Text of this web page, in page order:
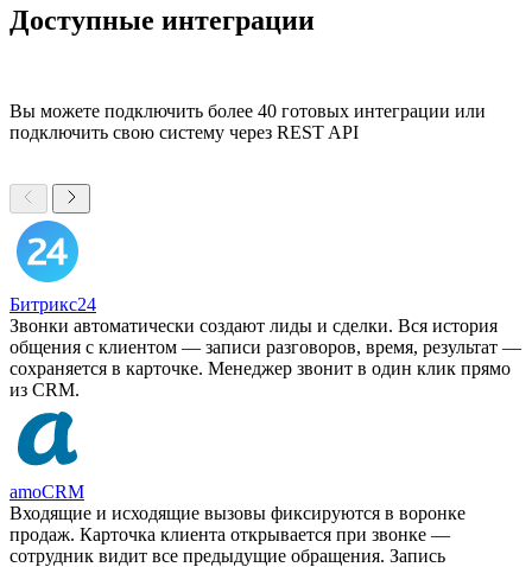
Доступные интеграции
Вы можете подключить более 40 готовых интеграции или
подключить свою систему через REST API
Битрикс24
Звонки автоматически создают лиды и сделки. Вся история
общения с клиентом — записи разговоров, время, результат —
сохраняется в карточке. Менеджер звонит в один клик прямо
из CRM.
amoCRM
Входящие и исходящие вызовы фиксируются в воронке
продаж. Карточка клиента открывается при звонке —
сотрудник видит все предыдущие обращения. Запись